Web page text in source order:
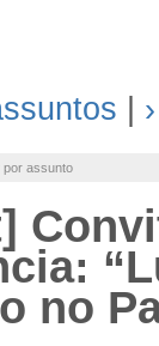
por assunto
no